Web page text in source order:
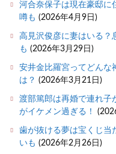
河合奈保子は現在豪邸に
噂も (2026年4月9日)
高見沢俊彦に妻はいる？
も (2026年3月29日)
安井金比羅宮ってどんな
は？ (2026年3月21日)
渡部篤郎は再婚で連れ子
がイケメン過ぎる！
歯が抜ける夢は宝くじ当
いも (2026年2月26日)